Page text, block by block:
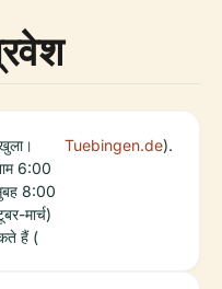
6:00
8:00
मार्च)
हैं (
Tuebingen.de).